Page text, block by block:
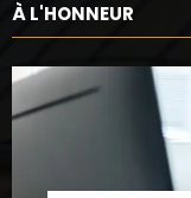
À L'HONNEUR